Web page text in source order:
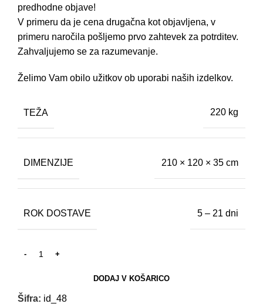
predhodne objave!
V primeru da je cena drugačna kot objavljena, v
primeru naročila pošljemo prvo zahtevek za potrditev.
Zahvaljujemo se za razumevanje.
Želimo Vam obilo užitkov ob uporabi naših izdelkov.
TEŽA 220 kg
DIMENZIJE 210 × 120 × 35 cm
ROK DOSTAVE 5 – 21 dni
DODAJ V KOŠARICO
Šifra: id_48